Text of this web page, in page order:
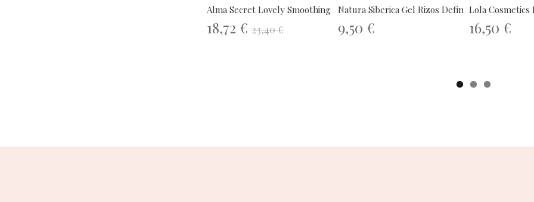
Alma Secret Lovely Smoothing Mask...
18,72 € 23,40 €
Natura Siberica Gel Rizos Definidos...
9,50 €
Lola Cosmetics
16,50 €